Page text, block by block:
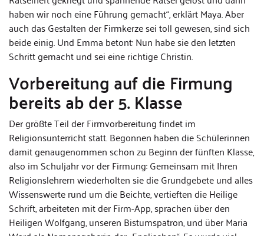
haben wir noch eine Führung gemacht“, erklärt Maya. Aber
auch das Gestalten der Firmkerze sei toll gewesen, sind sich
beide einig. Und Emma betont: Nun habe sie den letzten
Schritt gemacht und sei eine richtige Christin.
Vorbereitung auf die Firmung
bereits ab der 5. Klasse
Der größte Teil der Firmvorbereitung findet im
Religionsunterricht statt. Begonnen haben die Schülerinnen
damit genaugenommen schon zu Beginn der fünften Klasse,
also im Schuljahr vor der Firmung: Gemeinsam mit Ihren
Religionslehrern wiederholten sie die Grundgebete und alles
Wissenswerte rund um die Beichte, vertieften die Heilige
Schrift, arbeiteten mit der Firm-App, sprachen über den
Heiligen Wolfgang, unseren Bistumspatron, und über Maria